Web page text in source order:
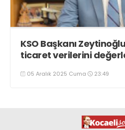
KSO Başkanı
ticaret verilerini
05 Aralık 2025 Cuma 23:49